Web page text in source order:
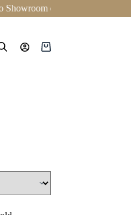
en Providencia ✨ |
Carro